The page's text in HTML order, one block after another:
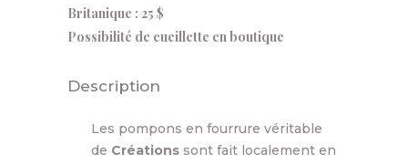
Britanique : 25 $
Possibilité de cueillette en boutique
Description
Les pompons en fourrure véritable
de Créations sont fait localement en